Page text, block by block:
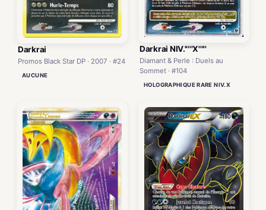
Darkrai
Promos Black Star DP · 2007 · #24
AUCUNE
Darkrai NIV.'''''X'''''
Diamant & Perle : Duels au
Sommet · #104
HOLOGRAPHIQUE RARE NIV.X